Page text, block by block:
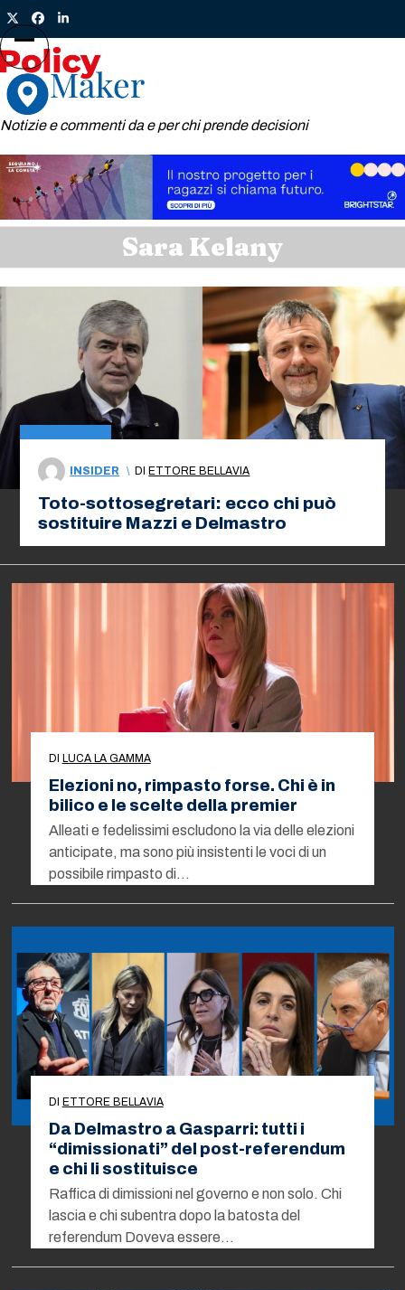
Skip
to
content
TwitterFacebook
LinkedIn
Notizie e commenti da e per chi prende decisioni
Open
mobile
menu
Close
mobile
menu
Sara Kelany
INSIDER \ DI ETTORE BELLAVIA
Toto-sottosegretari: ecco chi può
sostituire Mazzi e Delmastro
DI LUCA LA GAMMA
Elezioni no, rimpasto forse. Chi è in
bilico e le scelte della premier
Alleati e fedelissimi escludono la via delle elezioni
anticipate, ma sono più insistenti le voci di un
possibile rimpasto di…
DI ETTORE BELLAVIA
Da Delmastro a Gasparri: tutti i
“dimissionati” del post-referendum
e chi li sostituisce
Raffica di dimissioni nel governo e non solo. Chi
lascia e chi subentra dopo la batosta del
referendum Doveva essere…